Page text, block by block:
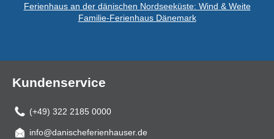
Ferienhaus an der dänischen Nordseeküste: Wind & Weite
Familie-Ferienhaus Dänemark
Kundenservice
(+49) 322 2185 0000
info@danischeferienhauser.de